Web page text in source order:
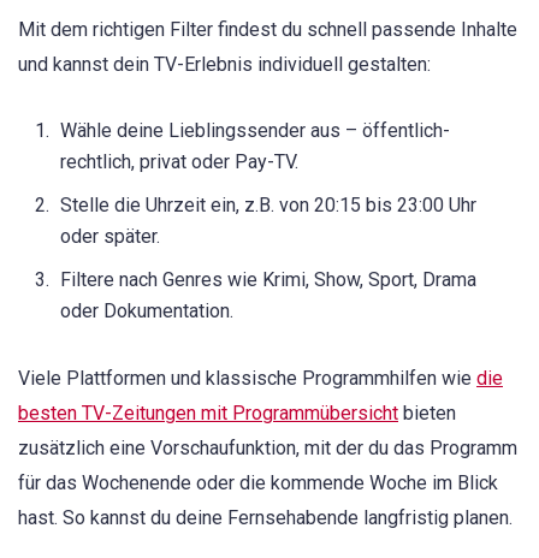
Mit dem richtigen Filter findest du schnell passende Inhalte
und kannst dein TV-Erlebnis individuell gestalten:
Wähle deine Lieblingssender aus – öffentlich-
rechtlich, privat oder Pay-TV.
Stelle die Uhrzeit ein, z.B. von 20:15 bis 23:00 Uhr
oder später.
Filtere nach Genres wie Krimi, Show, Sport, Drama
oder Dokumentation.
Viele Plattformen und klassische Programmhilfen wie die
besten TV-Zeitungen mit Programmübersicht bieten
zusätzlich eine Vorschaufunktion, mit der du das Programm
für das Wochenende oder die kommende Woche im Blick
hast. So kannst du deine Fernsehabende langfristig planen.